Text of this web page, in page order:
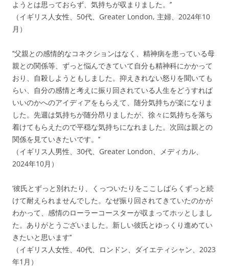
ようとは思っておらず、気持ちが収まりました。’’
（イギリス人女性、50代、Greater London, 主婦、2024年10
月）
’’父親との感情的なコネクションはなく、精神病を患っている母
親との関係等、ずっと悩んできていて自分も精神科にかかって
おり、自殺しようともしました。抑えきれない怒りを聞いても
らい、自分の感情と考えに振り回されている人生をどうすれば
いいのかへのアイディアをもらえて、随分気持ちが楽になりま
した。先週は気持ちが随分昂りましたが、徐々に気持ちを落ち
着けてもらえたので平穏な気持ちになれました。次回は親との
関係を見ていきたいです。’’
（イギリス人男性、30代、Greater London、メディカル、
2024年10月）
’彼氏とずっと別れたり、くっついたりをここしばらくずっと続
けて耐えられませんでした。なぜ振り回されてきていたのかが
わかって、感情のローラーコースターが収まってホッとしまし
た。ありがとうございました。新しい彼氏とゆっくり進めてい
きたいと思います’’
（イギリス人女性、40代、ロンドン、ダイエティシャン、2023
年1月）